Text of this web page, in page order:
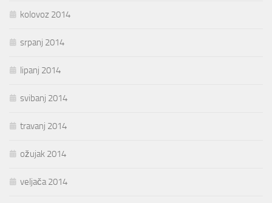
kolovoz 2014
srpanj 2014
lipanj 2014
svibanj 2014
travanj 2014
ožujak 2014
veljača 2014